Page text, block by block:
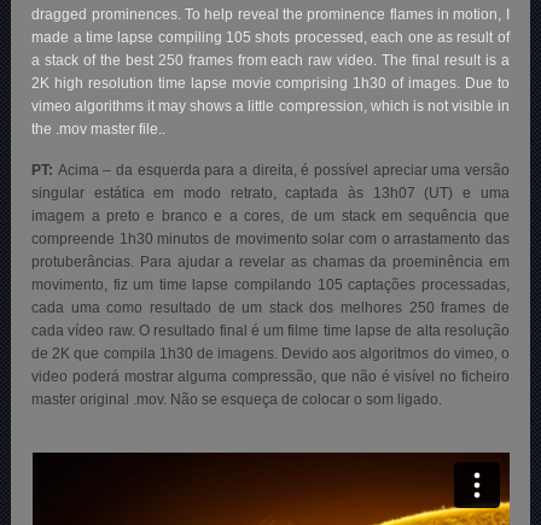
dragged prominences. To help reveal the prominence flames in motion, I
made a time lapse compiling 105 shots processed, each one as result of
a stack of the best 250 frames from each raw video. The final result is a
2K high resolution time lapse movie comprising 1h30 of images. Due to
vimeo algorithms it may shows a little compression, which is not visible in
the .mov master file..
PT: Acima – da esquerda para a direita, é possível apreciar uma versão
singular estática em modo retrato, captada às 13h07 (UT) e uma
imagem a preto e branco e a cores, de um stack em sequência que
compreende 1h30 minutos de movimento solar com o arrastamento das
protuberâncias. Para ajudar a revelar as chamas da proeminência em
movimento, fiz um time lapse compilando 105 captações processadas,
cada uma como resultado de um stack dos melhores 250 frames de
cada vídeo raw. O resultado final é um filme time lapse de alta resolução
de 2K que compila 1h30 de imagens. Devido aos algoritmos do vimeo, o
video poderá mostrar alguma compressão, que não é visível no ficheiro
master original .mov. Não se esqueça de colocar o som ligado.